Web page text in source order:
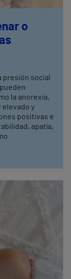
o
presión social
la anorexia,
elevado y
positivas e
apatía,